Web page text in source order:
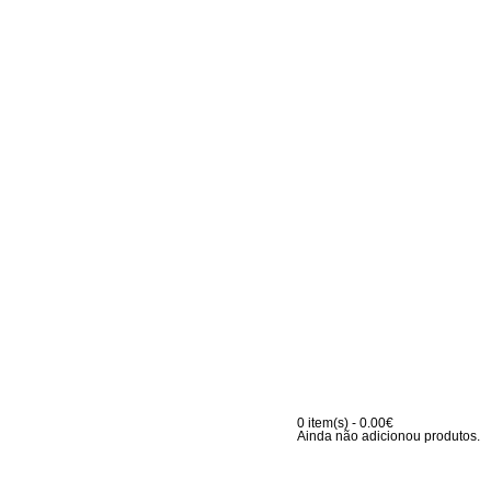
0 item(s) - 0.00€
Ainda não adicionou produtos.